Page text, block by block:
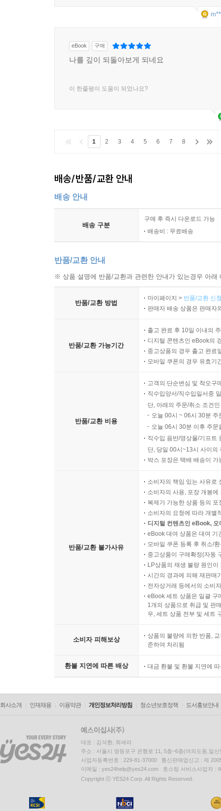
eBook 구매
나를 깊이 되돌아보게 되네요
이 한줄평이 도움이 되었나요?
1 2 3 4 5 6 7 8
배송/반품/교환 안내
배송 안내
배송 구분
구매 후 즉시 다운로드 가능
배송비 : 무료배송
반품/교환 안내
※ 상품 설명에 반품/교환과 관련한 안내가 있는경우 아
반품/교환 방법
마이페이지 > 반품/교환 신
판매자 배송 상품은 판매자
반품/교환 가능기간
출고 완료 후 10일 이내의
디지털 콘텐츠인 eBook의
중고상품의 경우 출고 완료
모바일 쿠폰의 경우 유효기
반품/교환 비용
고객의 단순변심 및 착오구
직수입양서/직수입일서중
단, 아래의 주문/취소 조건
오늘 00시 ~ 06시 30분
오늘 06시 30분 이후 주
직수입 음반/영상물/기프트
단, 당일 00시~13시 사이의
박스 포장은 택배 배송이
반품/교환 불가사유
소비자의 책임 있는 사유로
소비자의 사용, 포장 개봉
복제가 가능한 상품 등의
소비자의 요청에 따라 개별
디지털 컨텐츠인 eBook,
eBook 대여 상품은 대여 기
모바일 쿠폰 등록 후 취소/
중고상품이 구매확정(자동
LP상품의 재생 불량 원인
시간의 경과에 의해 재판매
전자상거래 등에서의 소비
eBook 세트 상품은 일괄 구
1개의 상품으로 취급 및 판
우, 세트 상품 전부 및 세트
소비자 피해보상
상품의 불량에 의한 반품,
준하여 처리됨
환불 지연에 따른 배상 대금 환불 및 환불 지연에
회사소개 인재채용 이용약관 개인정보처리방침 청소년보호정책 도서홍보안내
대표 : 김석환, 최세라
주소 : 서울시 영등포구 은행로 11, 5층~6층(여의도동,일신
사업자등록번호 : 229-81-37000 통신판매업신고 : 제
이메일 : yes24help@yes24.com 호스팅 서비스사업자 :
Copyright ⓒ YES24 Corp. All Rights Reserved.